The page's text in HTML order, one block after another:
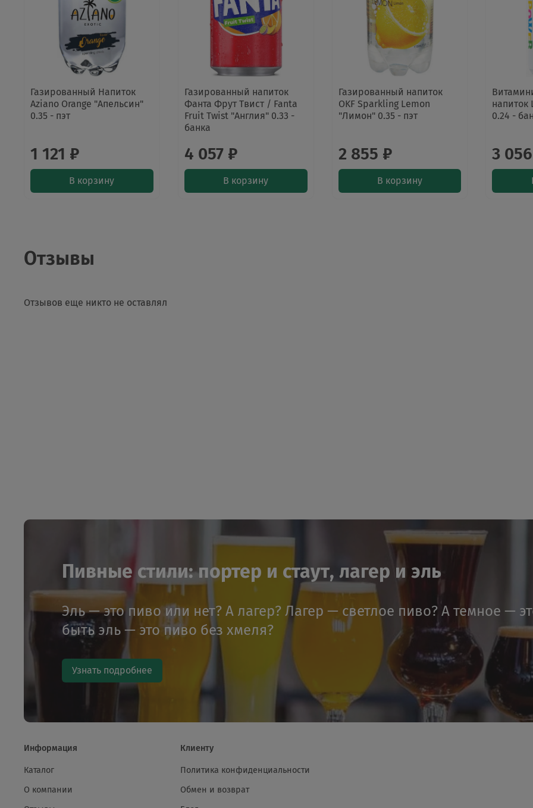
Газированный Напиток
Aziano Orange "Апельсин"
0.35 - пэт
1 121 ₽
В корзину
Газированный напиток
Фанта Фрут Твист / Fanta
Fruit Twist "Англия" 0.33 -
банка
4 057 ₽
В корзину
Газированный напиток
OKF Sparkling Lemon
"Лимон" 0.35 - пэт
2 855 ₽
В корзину
напиток
0.24 -
3
Отзывы
Отзывов еще никто не оставлял
Пивные стили: портер и стаут, лагер и эль
Эль — это пиво или нет? А лагер? Лагер — светлое пиво? А темное —
быть эль — это пиво без хмеля?
Узнать подробнее
Информация
Каталог
О компании
Клиенту
Политика конфиденциальности
Обмен и возврат